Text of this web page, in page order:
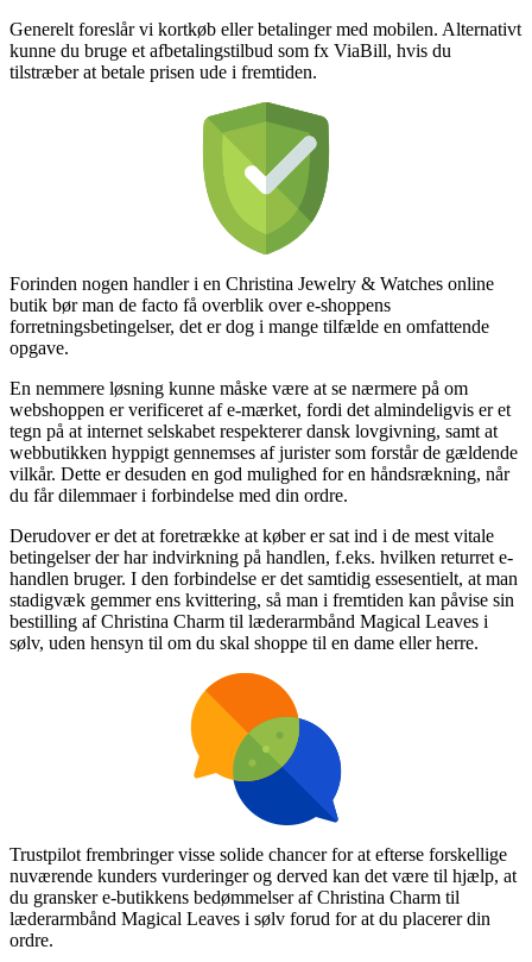
Generelt foreslår vi kortkøb eller betalinger med mobilen. Alternativt
kunne du bruge et afbetalingstilbud som fx ViaBill, hvis du
tilstræber at betale prisen ude i fremtiden.
Forinden nogen handler i en Christina Jewelry & Watches online
butik bør man de facto få overblik over e-shoppens
forretningsbetingelser, det er dog i mange tilfælde en omfattende
opgave.
En nemmere løsning kunne måske være at se nærmere på om
webshoppen er verificeret af e-mærket, fordi det almindeligvis er et
tegn på at internet selskabet respekterer dansk lovgivning, samt at
webbutikken hyppigt gennemses af jurister som forstår de gældende
vilkår. Dette er desuden en god mulighed for en håndsrækning, når
du får dilemmaer i forbindelse med din ordre.
Derudover er det at foretrække at køber er sat ind i de mest vitale
betingelser der har indvirkning på handlen, f.eks. hvilken returret e-
handlen bruger. I den forbindelse er det samtidig essesentielt, at man
stadigvæk gemmer ens kvittering, så man i fremtiden kan påvise sin
bestilling af Christina Charm til læderarmbånd Magical Leaves i
sølv, uden hensyn til om du skal shoppe til en dame eller herre.
Trustpilot frembringer visse solide chancer for at efterse forskellige
nuværende kunders vurderinger og derved kan det være til hjælp, at
du gransker e-butikkens bedømmelser af Christina Charm til
læderarmbånd Magical Leaves i sølv forud for at du placerer din
ordre.